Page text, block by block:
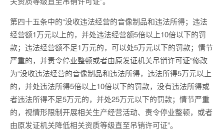
第四十五条中的“没收违法经营的音像制品和违法所得；违法
经营额1万元以上的，并处违法经营额5倍以上10倍以下的罚
款；违法经营额不足1万元的，可以处5万元以下的罚款；情节
严重的，并责令停业整顿或者由原发证机关吊销许可证”修改
为“没收违法经营的音像制品和违法所得，违法所得5万元以上
的，并处违法所得5倍以上10倍以下的罚款，没有违法所得或
者违法所得不足5万元的，并处25万元以下的罚款；情节严重
的，视情形限制开展相关生产经营活动、责令停业整顿，或者
由原发证机关降低相关资质等级直至吊销许可证”。